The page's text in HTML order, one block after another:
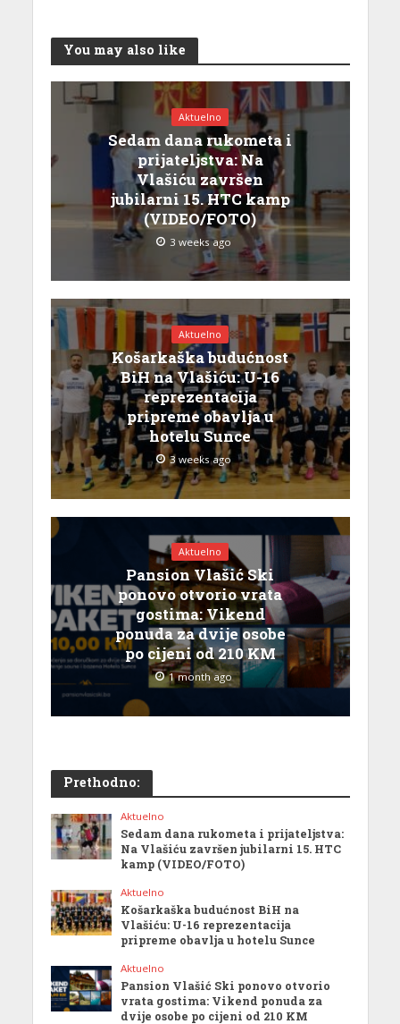
You may also like
Aktuelno
Sedam dana rukometa i
prijateljstva: Na
Vlašiću završen
jubilarni 15. HTC kamp
(VIDEO/FOTO)
3 weeks ago
Aktuelno
Košarkaška budućnost
BiH na Vlašiću: U-16
reprezentacija
pripreme obavlja u
hotelu Sunce
3 weeks ago
Aktuelno
Pansion Vlašić Ski
ponovo otvorio vrata
gostima: Vikend
ponuda za dvije osobe
po cijeni od 210 KM
1 month ago
Prethodno:
Aktuelno
Sedam dana rukometa i prijateljstva:
Na Vlašiću završen jubilarni 15. HTC
kamp (VIDEO/FOTO)
Aktuelno
Košarkaška budućnost BiH na
Vlašiću: U-16 reprezentacija
pripreme obavlja u hotelu Sunce
Aktuelno
Pansion Vlašić Ski ponovo otvorio
vrata gostima: Vikend ponuda za
dvije osobe po cijeni od 210 KM